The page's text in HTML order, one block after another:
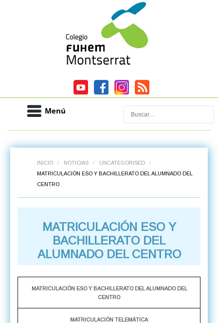
Menú Buscar
INICIO / NOTICIAS / UNCATEGORISED
/
MATRICULACIÓN ESO Y BACHILLERATO DEL ALUMNADO DEL
CENTRO
MATRICULACIÓN ESO Y
BACHILLERATO DEL
ALUMNADO DEL CENTRO
MATRICULACIÓN ESO Y BACHILLERATO DEL ALUMNADO DEL
CENTRO
MATRICULACIÓN TELEMÁTICA